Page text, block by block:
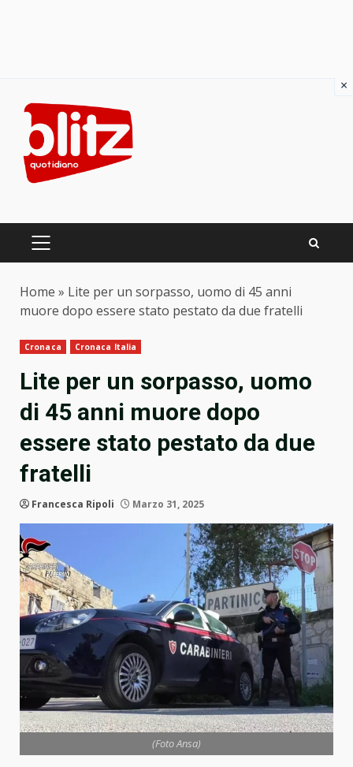
content
PRIMARY
Home » Lite per un sorpasso, uomo di 45 anni
muore dopo essere stato pestato da due fratelli
Cronaca Cronaca Italia
Lite per un sorpasso, uomo
di 45 anni muore dopo
essere stato pestato da due
fratelli
Francesca Ripoli Marzo 31, 2025
(Foto Ansa)
×